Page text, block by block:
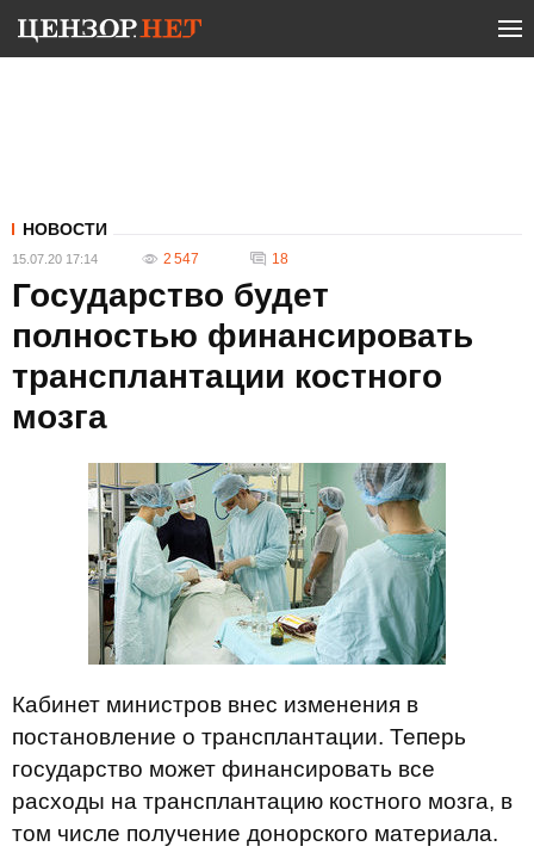
НОВОСТИ
15.07.20 17:14 2 547 18
Государство будет
полностью финансировать
трансплантации костного
мозга
Кабинет министров внес изменения в
постановление о трансплантации. Теперь
государство может финансировать все
расходы на трансплантацию костного мозга, в
том числе получение донорского материала.